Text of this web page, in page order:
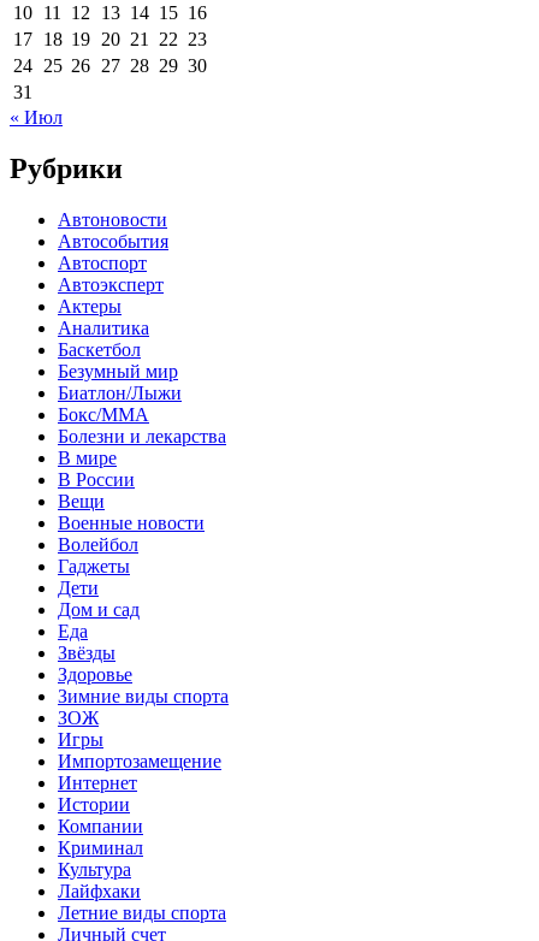
10 11 12 13 14 15 16
17 18 19 20 21 22 23
24 25 26 27 28 29 30
31
« Июл
Рубрики
Автоновости
Автособытия
Автоспорт
Автоэксперт
Актеры
Аналитика
Баскетбол
Безумный мир
Биатлон/Лыжи
Бокс/MMA
Болезни и лекарства
В мире
В России
Вещи
Военные новости
Волейбол
Гаджеты
Дети
Дом и сад
Еда
Звёзды
Здоровье
Зимние виды спорта
ЗОЖ
Игры
Импортозамещение
Интернет
Истории
Компании
Криминал
Культура
Лайфхаки
Летние виды спорта
Личный счет